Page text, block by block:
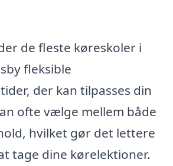
de fleste køreskoler i
fleksible
der kan tilpasses din
ofte vælge mellem både
hvilket gør det lettere
tage dine kørelektioner.